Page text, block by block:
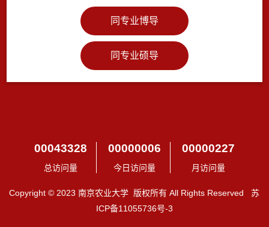
同专业博导
同专业硕导
00043328
总访问量
00000006
今日访问量
00000227
月访问量
Copyright © 2023 南京农业大学 版权所有 All Rights Reserved 苏
ICP备11055736号-3